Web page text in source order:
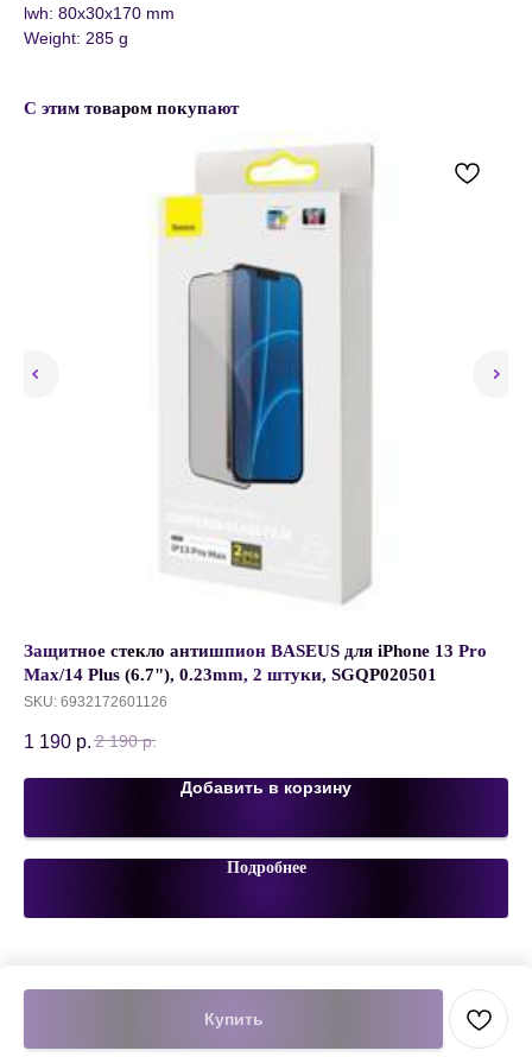
Купить
lwh: 80x30x170 mm
Weight: 285 g
С этим товаром покупают
Защитное стекло антишпион BASEUS для iPhone 13 Pro
Max/14 Plus (6.7"), 0.23mm, 2 штуки, SGQP020501
SKU: 6932172601126
1 190 р. 2 190 р.
Добавить в корзину
Подробнее
Made on